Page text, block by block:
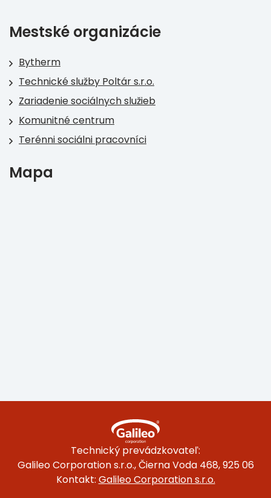
Mestské organizácie
Bytherm
Technické služby Poltár s.r.o.
Zariadenie sociálnych služieb
Komunitné centrum
Terénni sociálni pracovníci
Mapa
Technický prevádzkovateľ:
Galileo Corporation s.r.o., Čierna Voda 468, 925 06
Kontakt: Galileo Corporation s.r.o.